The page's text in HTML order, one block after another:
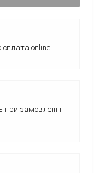
сплата online
при замовленні